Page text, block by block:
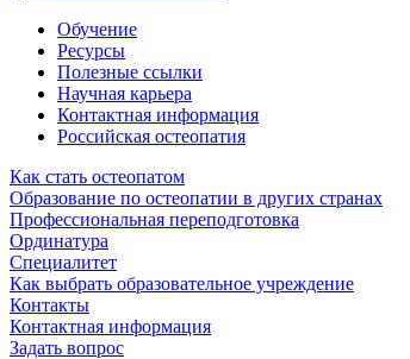
Обучение
Ресурсы
Полезные ссылки
Научная карьера
Контактная информация
Российская остеопатия
Как стать остеопатом
Образование по остеопатии в других странах
Профессиональная переподготовка
Ординатура
Специалитет
Как выбрать образовательное учреждение
Контакты
Контактная информация
Задать вопрос